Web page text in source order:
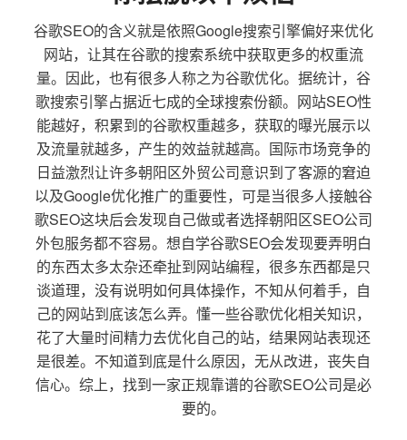
谷歌SEO的含义就是依照Google搜索引擎偏好来优化
网站，让其在谷歌的搜索系统中获取更多的权重流
量。因此，也有很多人称之为谷歌优化。据统计，谷
歌搜索引擎占据近七成的全球搜索份额。网站SEO性
能越好，积累到的谷歌权重越多，获取的曝光展示以
及流量就越多，产生的效益就越高。国际市场竞争的
日益激烈让许多朝阳区外贸公司意识到了客源的窘迫
以及Google优化推广的重要性，可是当很多人接触谷
歌SEO这块后会发现自己做或者选择朝阳区SEO公司
外包服务都不容易。想自学谷歌SEO会发现要弄明白
的东西太多太杂还牵扯到网站编程，很多东西都是只
谈道理，没有说明如何具体操作，不知从何着手，自
己的网站到底该怎么弄。懂一些谷歌优化相关知识，
花了大量时间精力去优化自己的站，结果网站表现还
是很差。不知道到底是什么原因，无从改进，丧失自
信心。综上，找到一家正规靠谱的谷歌SEO公司是必
要的。